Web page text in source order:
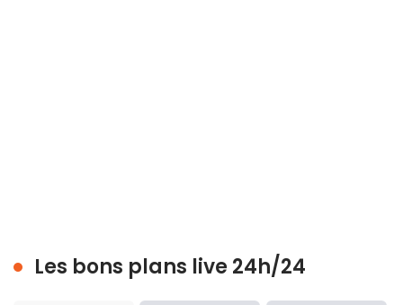
Les bons plans live 24h/24